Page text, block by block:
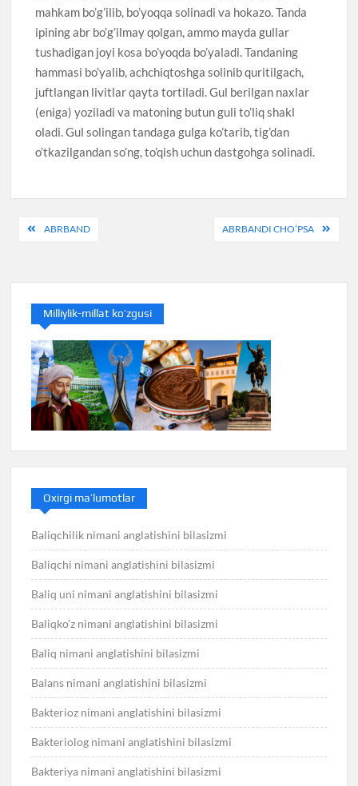
mahkam bo’g’ilib, bo’yoqqa solinadi va hokazo. Tanda
ipining abr bo’g’ilmay qolgan, ammo mayda gullar
tushadigan joyi kosa bo’yoqda bo’yaladi. Tandaning
hammasi bo’yalib, achchiqtoshga solinib quritilgach,
juftlangan livitlar qayta tortiladi. Gul berilgan naxlar
(eniga) yoziladi va matoning butun guli to’liq shakl
oladi. Gul solingan tandaga gulga ko’tarib, tig’dan
o’tkazilgandan so’ng, to’qish uchun dastgohga solinadi.
PostABRBAND ABRBANDI CHO’PSA
Milliylik-millat ko’zgusi
Oxirgi ma’lumotlar
Baliqchilik nimani anglatishini bilasizmi
Baliqchi nimani anglatishini bilasizmi
Baliq uni nimani anglatishini bilasizmi
Baliqko’z nimani anglatishini bilasizmi
Baliq nimani anglatishini bilasizmi
Balans nimani anglatishini bilasizmi
Bakterioz nimani anglatishini bilasizmi
Bakteriolog nimani anglatishini bilasizmi
Bakteriya nimani anglatishini bilasizmi